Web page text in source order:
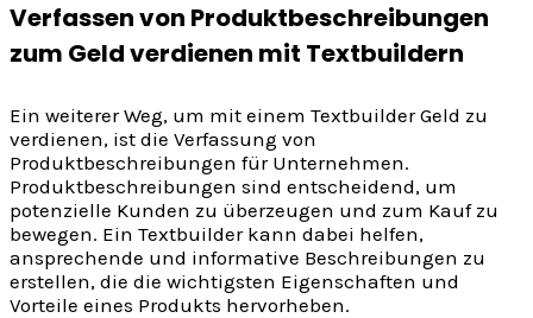
Verfassen von Produktbeschreibungen
zum Geld verdienen mit Textbuildern
Ein weiterer Weg, um mit einem Textbuilder Geld zu
verdienen, ist die Verfassung von
Produktbeschreibungen für Unternehmen.
Produktbeschreibungen sind entscheidend, um
potenzielle Kunden zu überzeugen und zum Kauf zu
bewegen. Ein Textbuilder kann dabei helfen,
ansprechende und informative Beschreibungen zu
erstellen, die die wichtigsten Eigenschaften und
Vorteile eines Produkts hervorheben.